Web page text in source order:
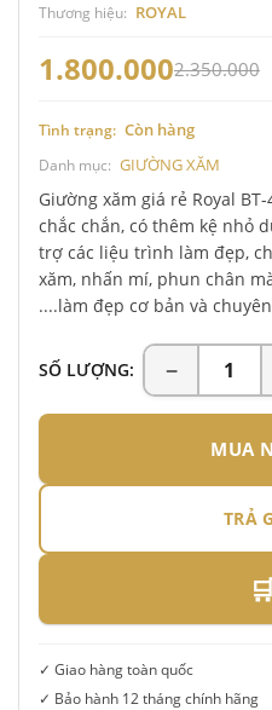
Thương hiệu: ROYAL
1.800.0002.350.000
Tình trạng: Còn hàng
Danh mục: GIƯỜNG XĂM
Giường xăm giá rẻ Royal
chắc chắn, có thêm kệ nhỏ
trợ các liệu trình làm đẹp,
xăm, nhấn mí, phun chân
....làm đẹp cơ bản và
SỐ LƯỢNG:
MUA
TRẢ
✓ Giao hàng toàn quốc
✓ Bảo hành 12 tháng chính hãng